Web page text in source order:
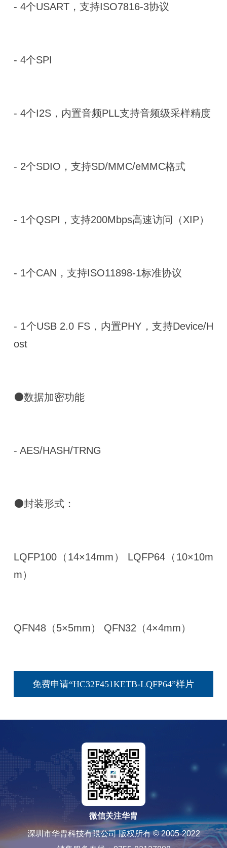
- 4个USART，支持ISO7816-3协议
- 4个SPI
- 4个I2S，内置音频PLL支持音频级采样精度
- 2个SDIO，支持SD/MMC/eMMC格式
- 1个QSPI，支持200Mbps高速访问（XIP）
- 1个CAN，支持ISO11898-1标准协议
- 1个USB 2.0 FS，内置PHY，支持Device/H
ost
⚫数据加密功能
- AES/HASH/TRNG
⚫封装形式：
LQFP100（14×14mm） LQFP64（10×10m
m）
QFN48（5×5mm） QFN32（4×4mm）
免费申请“HC32F451KETB-LQFP64”样片
微信关注华胄
深圳市华胄科技有限公司 版权所有 © 2005-2022